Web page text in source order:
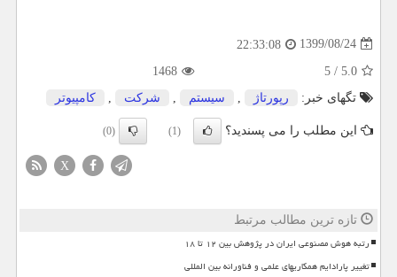
1399/08/24
22:33:08
5.0
/
5
1468
تگهای خبر:
رپورتاژ , سیستم , شركت , كامپیوتر
این مطلب را می پسندید؟ (1)
(0)
X
تازه ترین مطالب مرتبط
رتبه هوش مصنوعی ایران در پژوهش بین ۱۲ تا ۱۸
تغییر پارادایم همکاریهای علمی و فناورانه بین المللی